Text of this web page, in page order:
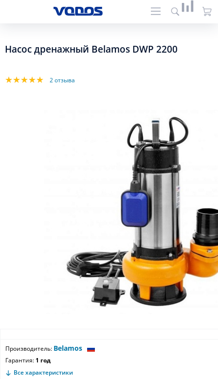
Насос дренажный Belamos DWP 2200
2 отзыва
Производитель: Belamos
Гарантия: 1 год
Все характеристики